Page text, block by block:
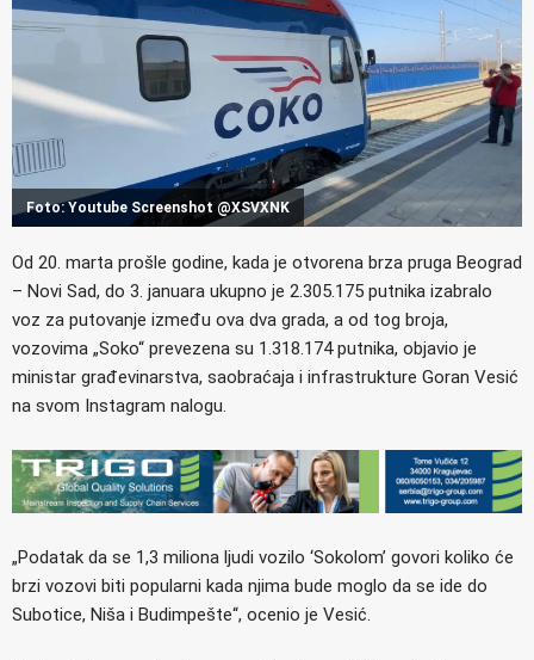
Foto: Youtube Screenshot @XSVXNK
Od 20. marta prošle godine, kada je otvorena brza pruga Beograd
– Novi Sad, do 3. januara ukupno je 2.305.175 putnika izabralo
voz za putovanje između ova dva grada, a od tog broja,
vozovima „Soko“ prevezena su 1.318.174 putnika, objavio je
ministar građevinarstva, saobraćaja i infrastrukture Goran Vesić
na svom Instagram nalogu.
„Podatak da se 1,3 miliona ljudi vozilo ‘Sokolom’ govori koliko će
brzi vozovi biti popularni kada njima bude moglo da se ide do
Subotice, Niša i Budimpešte“, ocenio je Vesić.